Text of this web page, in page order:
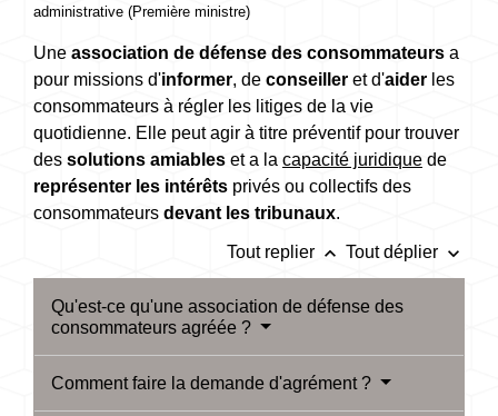
administrative (Première ministre)
Une association de défense des consommateurs a
pour missions d'informer, de conseiller et d'aider les
consommateurs à régler les litiges de la vie
quotidienne. Elle peut agir à titre préventif pour trouver
des solutions amiables et a la capacité juridique de
représenter les intérêts privés ou collectifs des
consommateurs devant les tribunaux.
Tout replier keyboard_arrow_up Tout déplier keyboard_arrow_down
Qu'est-ce qu'une association de défense des
consommateurs agréée ?
Comment faire la demande d'agrément ?